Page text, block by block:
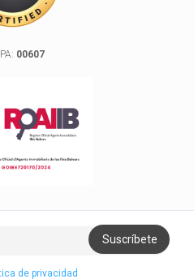
00607
de privacidad